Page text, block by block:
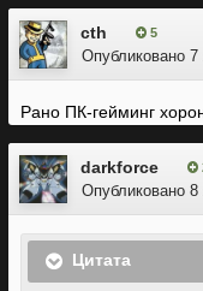
cth 5
Опубликовано 7
Рано ПК-гейминг
darkforce
Опубликовано 8
Цитата